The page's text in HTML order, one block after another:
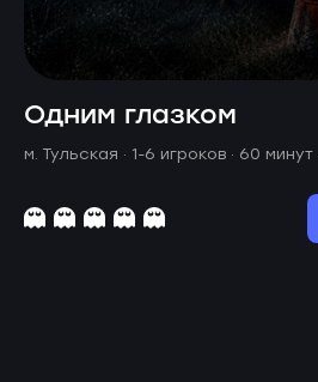
Одним глазком
м. Тульская · 1-6 игроков · 60 минут